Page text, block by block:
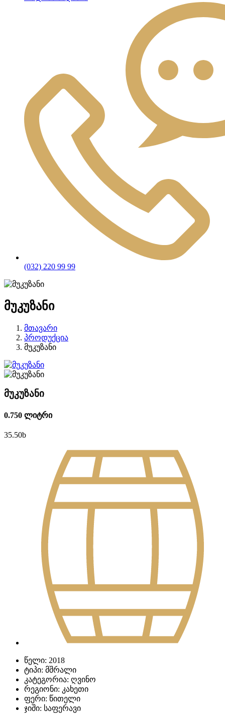
(032) 220 99 99
მუკუზანი
მთავარი
პროდუქცია
მუკუზანი
მუკუზანი
0.750 ლიტრი
35.50b
წელი: 2018
ტიპი: მშრალი
კატეგორია: ღვინო
რეგიონი: კახეთი
ფერი: წითელი
ჯიში: საფერავი